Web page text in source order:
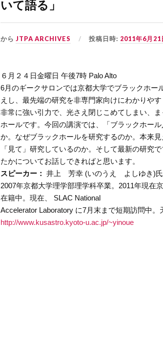
いて語る」
からJTPA ARCHIVES 投稿日時: 2011年6月21
６月２４日金曜日 午後7時 Palo Alto
6月のギークサロンでは京都大学でブラックホー
えし、最先端の研究を非専門家向けにわかりやす
非常に強い引力で、光さえ閉じこめてしまい、
ホールです。今回の講演では、「ブラックホー
か。なぜブラックホールを研究するのか。本来
「見て」研究しているのか。そして最新の研究
たかについてお話しできればと思います。
スピーカー： 井上 芳幸 (いのうえ よしゆき)氏
2007年京都大学理学部理学科卒業。2011年現在
在籍中。現在、 SLAC National
Accelerator Laboratory に7月末まで短期訪問中。
http://www.kusastro.kyoto-u.ac.jp/~yinoue